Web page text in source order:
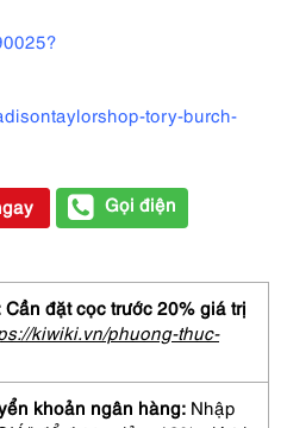
tory-burch-
Gọi điện
đặt cọc trước 20% giá trị
kiwiki.vn/phuong-thuc-
khoản ngân hàng: Nhập